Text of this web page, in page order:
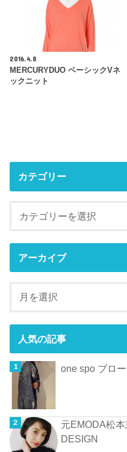
2016.4.8
MERCURYDUO ベーシックVネ
ックニット
カテゴリー
アーカイブ
人気の記事
one spo ブロ
元EMODA松
DESIGN